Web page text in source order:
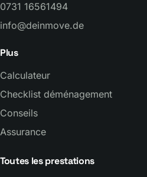
0731 16561494
info@deinmove.de
Plus
Calculateur
Checklist déménagement
Conseils
Assurance
Toutes les prestations